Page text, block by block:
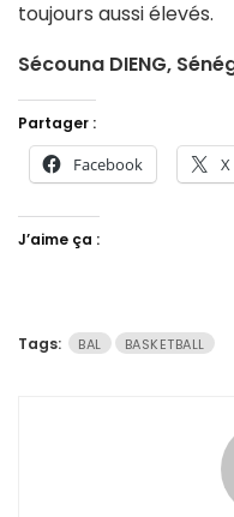
toujours aussi élevés.
Sécouna DIENG,
Partager :
Facebook X
J’aime ça :
Tags: BAL BASKETBALL